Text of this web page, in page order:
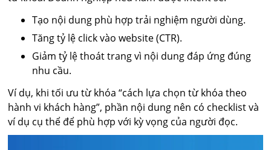
Tạo nội dung phù hợp trải nghiệm người dùng.
Tăng tỷ lệ click vào website (CTR).
Giảm tỷ lệ thoát trang vì nội dung đáp ứng đúng
nhu cầu.
Ví dụ, khi tối ưu từ khóa “cách lựa chọn từ khóa theo
hành vi khách hàng”, phần nội dung nên có checklist và
ví dụ cụ thể để phù hợp với kỳ vọng của người đọc.